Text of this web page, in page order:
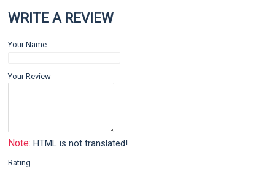
WRITE A REVIEW
Your Name
Your Review
Note: HTML is not translated!
Rating